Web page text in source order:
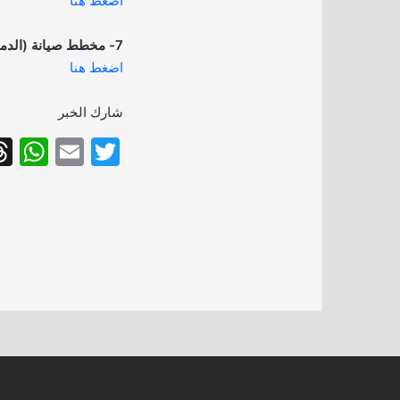
7- مخطط صيانة (الدمام):
اضغط هنا
شارك الخبر
T
E
W